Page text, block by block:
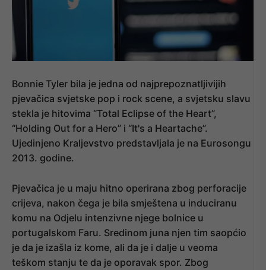
Bonnie Tyler bila je jedna od najprepoznatljivijih
pjevačica svjetske pop i rock scene, a svjetsku slavu
stekla je hitovima “Total Eclipse of the Heart”,
“Holding Out for a Hero” i “It's a Heartache”.
Ujedinjeno Kraljevstvo predstavljala je na Eurosongu
2013. godine.
Pjevačica je u maju hitno operirana zbog perforacije
crijeva, nakon čega je bila smještena u induciranu
komu na Odjelu intenzivne njege bolnice u
portugalskom Faru. Sredinom juna njen tim saopćio
je da je izašla iz kome, ali da je i dalje u veoma
teškom stanju te da je oporavak spor. Zbog